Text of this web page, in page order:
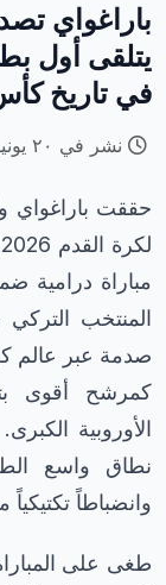
يتلقى أول
في تاريخ
نشر في ٢٠ يونيو ٢٠٢٦
حققت باراغواي
مباراة درامية
المنتخب
صدمة عبر عالم
كمرشح أقوى
الأوروبية
نطاق واسع
وانضباطاً تكتيكياً
طغى على